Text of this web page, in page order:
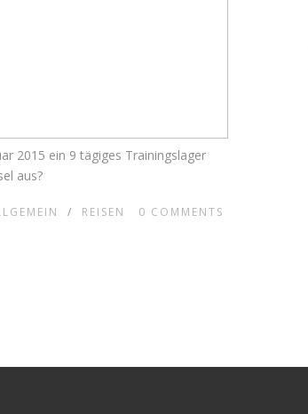
2015 ein 9 tägiges Trainingslager
aus?
/ REISEN 0 COMMENTS